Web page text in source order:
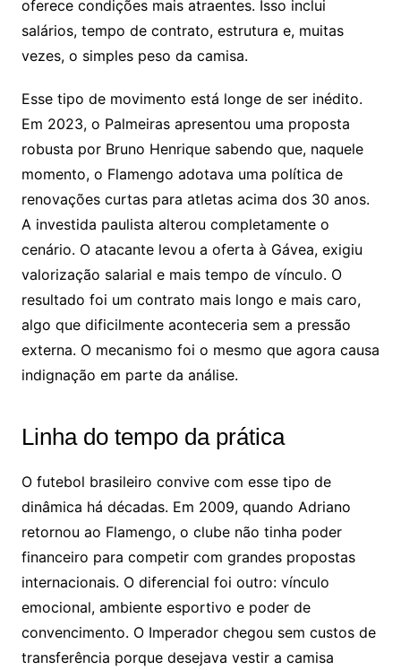
oferece condições mais atraentes. Isso inclui
salários, tempo de contrato, estrutura e, muitas
vezes, o simples peso da camisa.
Esse tipo de movimento está longe de ser inédito.
Em 2023, o Palmeiras apresentou uma proposta
robusta por Bruno Henrique sabendo que, naquele
momento, o Flamengo adotava uma política de
renovações curtas para atletas acima dos 30 anos.
A investida paulista alterou completamente o
cenário. O atacante levou a oferta à Gávea, exigiu
valorização salarial e mais tempo de vínculo. O
resultado foi um contrato mais longo e mais caro,
algo que dificilmente aconteceria sem a pressão
externa. O mecanismo foi o mesmo que agora causa
indignação em parte da análise.
Linha do tempo da prática
O futebol brasileiro convive com esse tipo de
dinâmica há décadas. Em 2009, quando Adriano
retornou ao Flamengo, o clube não tinha poder
financeiro para competir com grandes propostas
internacionais. O diferencial foi outro: vínculo
emocional, ambiente esportivo e poder de
convencimento. O Imperador chegou sem custos de
transferência porque desejava vestir a camisa